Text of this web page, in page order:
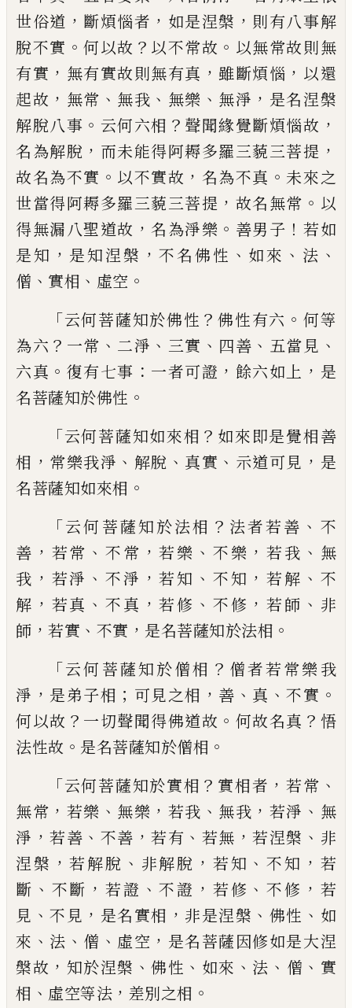
世俗道 ， 斷煩惱者 ， 如是涅槃 ， 則有八事解
脫不實 。何以故 ？ 以不常故 。 以無常故則無
有實 ， 無有實故則無有真 ，雖斷煩惱 ， 以還
起故 ， 無常 、 無我 、 無樂 、 無淨 ， 是名涅槃
解脫八事 。 云何六相 ？ 聲聞緣覺斷煩惱故 ，
名為解脫 ， 而未能得阿耨多羅三藐三菩提 ，
故名為不實 。 以不實故 ， 名為不真 。 未來之
世當得阿耨多羅三藐三菩提 ， 故名無常 。 以
得無漏八聖道故 ，名為淨樂 。 善男子 ！若如
是知 ， 是知涅槃 ，不名佛性 、 如來 、 法 、
僧 、 實相 、 虛空 。
「云何菩薩知於佛性 ？佛性有六 。 何等
為六 ？ 一常 、 二淨 、 三實 、 四善 、 五當見 、
六真 。 復有七事 ： 一者可證 ， 餘六如上 ， 是
名菩薩知於佛性 。
「云何菩薩知如來相 ？ 如來即是覺相善
相 ， 常樂我淨 、 解脫 、 真實 、 示道可見 ， 是
名菩薩知如來相 。
「云何菩薩知於法相 ？ 法者若善 、 不
善 ， 若常 、 不常 ，若樂 、 不樂 ，若我 、 無
我 ， 若淨 、 不淨 ，若知 、 不知 ，若解 、 不
解 ， 若真 、 不真 ，若修 、 不修 ，若師 、 非
師 ， 若實 、 不實 ， 是名菩薩知於法相 。
「云何菩薩知於僧相 ？ 僧者若常樂我
淨 ， 是弟子相 ； 可見之相 ， 善 、 真 、不實 。
何以故 ？ 一切聲聞得佛道故 。 何故名真 ？ 悟
法性故 。 是名菩薩知於僧相 。
「云何菩薩知於實相 ？ 實相者 ，若常 、
無常 ， 若樂 、 無樂 ， 若我 、 無我 ， 若淨 、 無
淨 ，若善 、 不善 ，若有 、 若無 ，若涅槃 、 非
涅槃 ，若解脫 、 非解脫 ， 若知 、不知 ， 若
斷 、 不斷 ， 若證 、不證 ， 若修 、不修 ， 若
見 、不見 ， 是名實相 ， 非是涅槃 、 佛性 、 如
來 、 法 、 僧 、 虛空 ， 是名菩薩因修如是大涅
槃故 ， 知於涅槃 、佛性 、 如來 、 法 、 僧 、 實
相 、 虛空等法 ， 差別之相 。